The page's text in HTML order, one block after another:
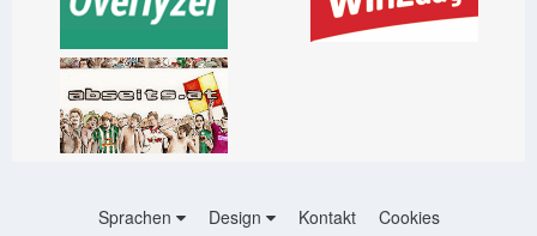
Sprachen Design Kontakt Cookies